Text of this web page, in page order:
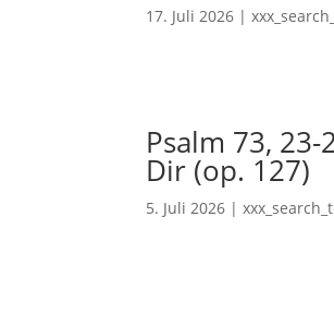
17. Juli 2026 |
Psalm 73,
Dir (op. 127)
5. Juli 2026 |